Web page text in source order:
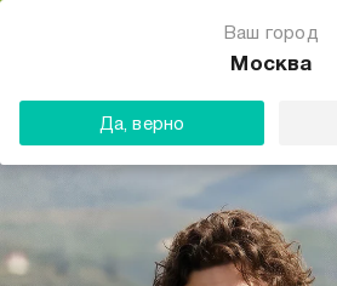
Ваш город
Москва
Да, верно
Магазин одежды для